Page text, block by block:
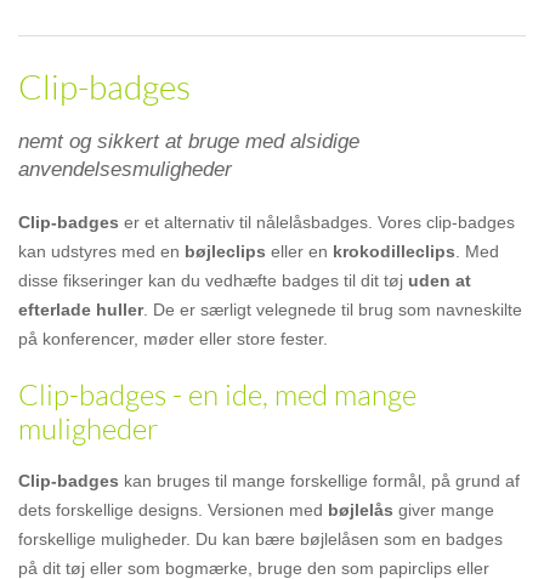
Clip-badges
nemt og sikkert at bruge med alsidige
anvendelsesmuligheder
Clip-badges er et alternativ til nålelåsbadges. Vores clip-badges
kan udstyres med en bøjleclips eller en krokodilleclips . Med
disse fikseringer kan du vedhæfte badges til dit tøj uden at
efterlade huller. De er særligt velegnede til brug som navneskilte
på konferencer, møder eller store fester.
Clip-badges - en ide, med mange
muligheder
Clip-badges kan bruges til mange forskellige formål, på grund af
dets forskellige designs. Versionen med bøjlelås giver mange
forskellige muligheder. Du kan bære bøjlelåsen som en badges
på dit tøj eller som bogmærke, bruge den som papirclips eller